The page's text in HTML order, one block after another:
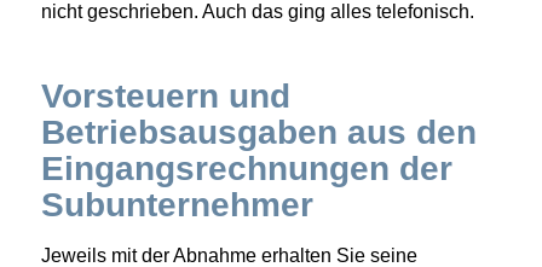
nicht geschrieben. Auch das ging alles telefonisch.
Vorsteuern und
Betriebsausgaben aus den
Eingangsrechnungen der
Subunternehmer
Jeweils mit der Abnahme erhalten Sie seine